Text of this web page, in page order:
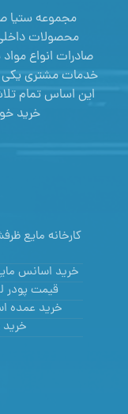
مجموعه ستیا
محصولات
صادرات انواع
خدمات مشتری یکی
این اساس تمام
خرید
کارخانه مایع
خرید اسانس
قیمت پودر
خرید عمده